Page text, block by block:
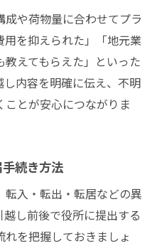
や荷物量に合わせてプラ
を抑えられた」「地元業
えてもらえた」といった
内容を明確に伝え、不明
とが安心につながりま
続き方法
入・転出・転居などの異
し前後で役所に提出する
を把握しておきましょ